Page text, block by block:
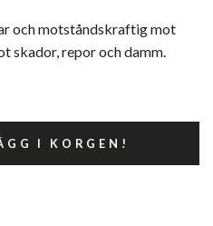
och motståndskraftig mot
skador, repor och damm.
I KORGEN!